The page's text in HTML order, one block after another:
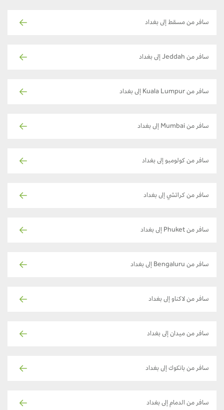
سافر من مسقط إلى بغداد
سافر من Jeddah إلى بغداد
سافر من Kuala Lumpur إلى بغداد
سافر من Mumbai إلى بغداد
سافر من كولومبو إلى بغداد
سافر من كراتشي إلى بغداد
سافر من Phuket إلى بغداد
سافر من Bengaluru إلى بغداد
سافر من لاكناو إلى بغداد
سافر من ميدان إلى بغداد
سافر من بانكوك إلى بغداد
سافر من الدمام إلى بغداد